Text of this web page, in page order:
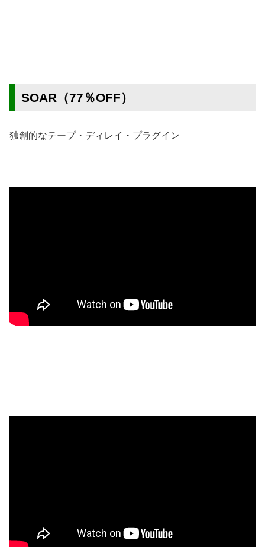
SOAR（77％OFF）
独創的なテープ・ディレイ・プラグイン